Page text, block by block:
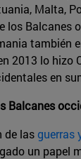
Malta,
los Balcanes
también
2013 lo hizo
en
Balcanes
de lasguerras
un papel